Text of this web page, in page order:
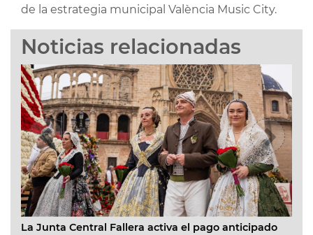
de la estrategia municipal València Music City.
Noticias relacionadas
Central Fallera activa el pago anticipado
Correfocs y el